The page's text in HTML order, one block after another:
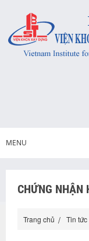
MENU
CHỨNG NHẬN
Trang chủ Tin tức